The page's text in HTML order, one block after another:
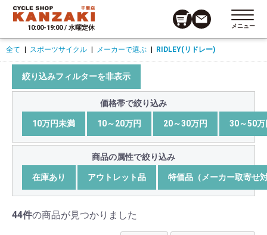
10:00-19:00 / 水曜定休 メニュー
全て スポーツサイクル メーカーで選ぶ RIDLEY(リドレー)
絞り込みフィルターを非表示
価格帯で絞り込み
10万円未満 10～20万円 20～30万円 30～50万
商品の属性で絞り込み
在庫あり アウトレット品 特価品（メーカー取寄せ
44件の商品が見つかりました